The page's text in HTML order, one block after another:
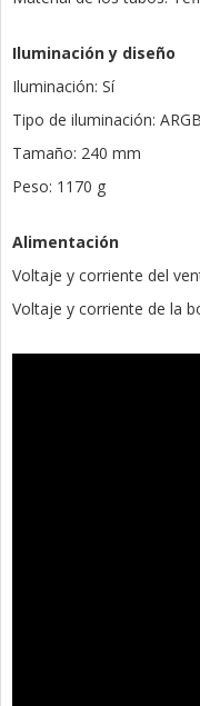
Iluminación y diseño
Iluminación: Sí
Tipo de iluminación:
Tamaño: 240 mm
Peso: 1170 g
Alimentación
Voltaje y corriente del
Voltaje y corriente de la